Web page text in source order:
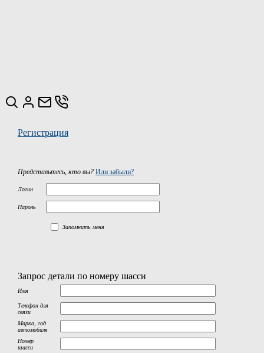
Регистрация
Представьтесь, кто вы? Или забыли?
Логин
Пароль
Запомнить меня
Запрос детали по номеру шасси
Имя
Телефон для
связи
Марка, год
автомобиля
Номер
шасси